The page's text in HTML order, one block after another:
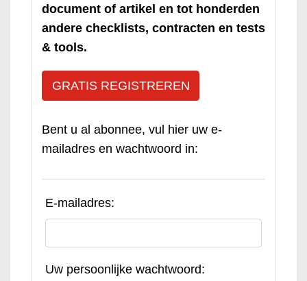
document of artikel en tot honderden
andere checklists, contracten en tests
& tools.
GRATIS REGISTREREN
Bent u al abonnee, vul hier uw e-
mailadres en wachtwoord in:
E-mailadres:
Uw persoonlijke wachtwoord: